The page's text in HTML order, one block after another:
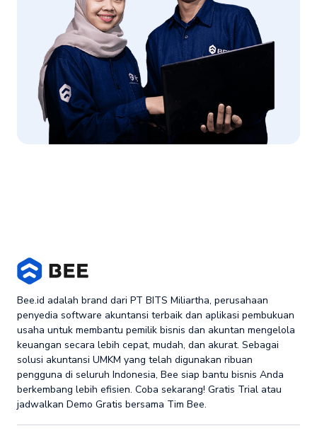
Bee.id adalah brand dari PT BITS Miliartha, perusahaan
penyedia software akuntansi terbaik dan aplikasi pembukuan
usaha untuk membantu pemilik bisnis dan akuntan mengelola
keuangan secara lebih cepat, mudah, dan akurat. Sebagai
solusi akuntansi UMKM yang telah digunakan ribuan
pengguna di seluruh Indonesia, Bee siap bantu bisnis Anda
berkembang lebih efisien. Coba sekarang! Gratis Trial atau
jadwalkan Demo Gratis bersama Tim Bee.